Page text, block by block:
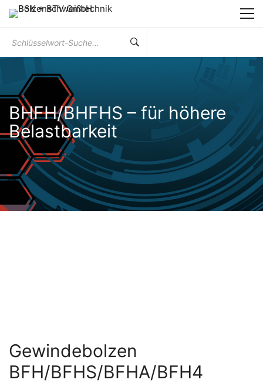
Sie
nach:
BHFH/BHFHS – für höhere
Belastbarkeit
Gewindebolzen
BFH/BFHS/BFHA/BFH4